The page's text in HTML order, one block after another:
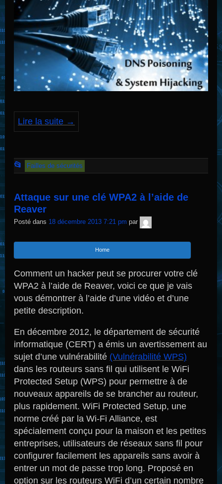
Lire la suite →
📂
Cet
été
publié
Failles de sécurités
Attaque sur une clé WPA2 à l’aide de
Reaver
Posté dans 18 décembre 2013 7:21 pm par
Sécurité
Home
Comment un hacker peut se procurer votre clé
WPA2 à l’aide de Reaver, voici ce que je vais
vous démontrer à l’aide d’une vidéo et d’une
petite description.
En décembre 2012, le département de sécurité
informatique (CERT) a émis un avertissement au
sujet d’une vulnérabilité (Vulnérabilité WPS)
dans les routeurs sans fil qui utilisent le WiFi
Protected Setup (WPS) pour permettre à de
nouveaux appareils de se brancher au routeur,
plus rapidement. WiFi Protected Setup, une
norme créé par la Wi-Fi Alliance, est
spécialement conçu pour la maison et les petites
entreprises, utilisateurs de réseaux sans fil pour
configurer facilement les appareils sans avoir à
entrer un mot de passe trop long. Proposé en
option sur les routeurs WiFi d’un certain nombre